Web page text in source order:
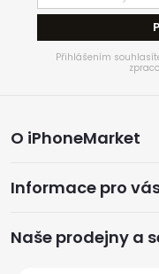
Přihlášením
á
p
a
O iPhoneMarket
Informace pro
Naše prodejny a